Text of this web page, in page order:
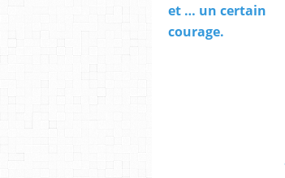
et … un certain
courage.